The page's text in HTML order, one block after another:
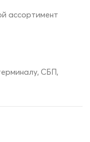
ассортимент
СБП,